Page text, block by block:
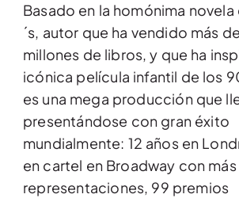
Basado en la homónima novela
´s, autor que ha vendido más
millones de libros, y que ha
icónica película infantil de los
es una mega producción que
presentándose con gran éxito
mundialmente: 12 años en
en cartel en Broadway con
representaciones, 99 premios